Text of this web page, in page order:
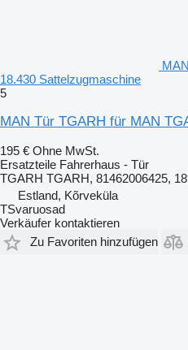
18.430 Sattelzugmaschine
5
MAN Tür TGARH für MAN
195 € Ohne MwSt.
Ersatzteile Fahrerhaus - Tür
TGARH TGARH, 81462006425,
Estland, Kõrveküla
TSvaruosad
Verkäufer kontaktieren
Zu Favoriten hinzufügen